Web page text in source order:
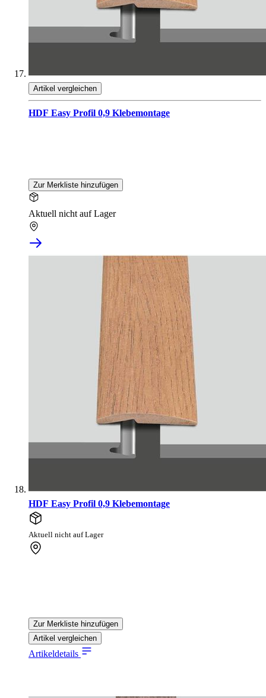
Artikel vergleichen
HDF Easy Profil 0,9 Klebemontage
Zur Merkliste hinzufügen
Aktuell nicht auf Lager
HDF Easy Profil 0,9 Klebemontage
Aktuell nicht auf Lager
Zur Merkliste hinzufügen
Artikel vergleichen
Artikeldetails